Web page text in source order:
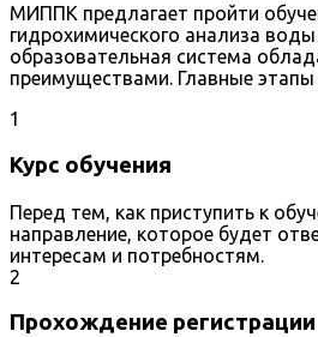
МИППК предлагает пройти
гидрохимического анализа
образовательная система
преимуществами. Главные этапы
1
Курс обучения
Перед тем, как приступить к
направление, которое будет
интересам и потребностям.
2
Прохождение регистрации